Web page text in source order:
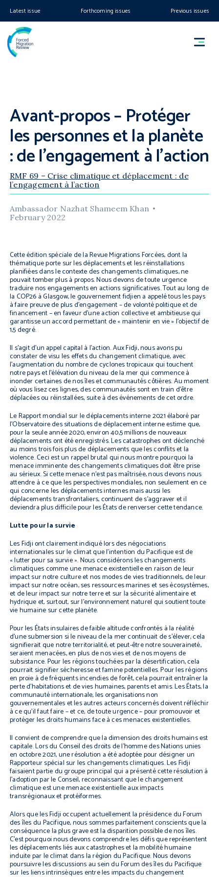
Latest issue Forthcoming issues Previous issues
Avant-propos – Protéger
les personnes et la planète
: de l’engagement à l’action
RMF 69 – Crise climatique et déplacement : de
l’engagement à l’action
Ambassador Nazhat Shameem Khan
February 2022
Cette édition spéciale de laRevue Migrations Forcées, dont la
thématique porte sur les déplacements et les réinstallations
planifiées dans le contexte des changements climatiques, ne
pouvait tomber plus à propos. Nous devons de toute urgence
traduire nos engagements en actions significatives. Tout au long de
la COP26 à Glasgow, le gouvernement fidjien a appelé tous les pays
à faire preuve de plus d’engagement – de volonté politique et de
financement – en faveur d’une action collective et ambitieuse qui
garantisse un accord permettant de « maintenir en vie » l’objectif de
1,5 degré.
Il s’agit d’un appel capital à l’action. Aux Fidji, nous avons pu
constater de visu les effets du changement climatique, avec
l’augmentation du nombre de cyclones tropicaux qui touchent
notre pays et l’élévation du niveau de la mer qui commence à
inonder certaines de nos îles et communautés côtières. Au moment
où vous lisez ces lignes, des communautés sont en train d’être
déplacées ou réinstallées, suite à des événements de cet ordre.
LeRapport mondial sur le déplacements interne 2021élaboré par
l’Observatoire des situations de déplacement interne estime que,
pour la seule année 2020, environ 40,5 millions de nouveaux
déplacements ont été enregistrés. Les catastrophes ont déclenché
au moins trois fois plus de déplacements que les conflits et la
violence. Ceci est un rappel brutal qui nous montre pourquoi la
menace imminente des changements climatiques doit être prise
au sérieux. Si cette menace n’est pas maîtrisée, nous devons nous
attendre à ce que les perspectives mondiales, non seulement en ce
qui concerne les déplacements internes mais aussi les
déplacements transfrontaliers, continuent de s’aggraver et il
deviendra plus difficile pour les États de renverser cette tendance.
Lutte pour la survie
Les Fidji ont clairement indiqué lors des négociations
internationales sur le climat que l’intention du Pacifique est de
« lutter pour sa survie ». Nous considérons les changements
climatiques comme une menace existentielle en raison de leur
impact sur notre culture et nos modes de vies traditionnels, de leur
impact sur notre océan, ses ressources marines et ses écosystèmes,
et de leur impact sur notre terre et sur la sécurité alimentaire et
hydrique et, surtout, sur l’environnement naturel qui soutient toute
vie humaine sur cette planète.
Pour les États insulaires de faible altitude confrontés à la réalité
d’une submersion si le niveau de la mer continuait de s’élever, cela
signifierait que notre territorialité, et peut-être notre souveraineté,
seraient menacées, en plus de nos vies et de nos moyens de
subsistance. Pour les régions touchées par la désertification, cela
pourrait signifier sécheresse et famine potentielles. Pour les régions
en proie à de fréquents incendies de forêt, cela pourrait entraîner la
perte d’habitations et de vies humaines, parents et amis. Les États, la
communauté internationale, les organisations non
gouvernementales et les autres acteurs concernés doivent réfléchir
à ce qu’il faut faire – et ce, de toute urgence – pour promouvoir et
protéger les droits humains face à ces menaces existentielles.
Il convient de comprendre que la dimension des droits humains est
capitale. Lors du Conseil des droits de l’homme des Nations unies
en octobre 2021, une résolution a été adoptée pour désigner un
Rapporteur spécial sur les changements climatiques. Les Fidji
faisaient partie du groupe principal qui a présenté cette résolution à
l’adoption par le Conseil, reconnaissant que le changement
climatique est une menace existentielle aux impacts
transrégionaux et protéiformes.
Alors que les Fidji occupent actuellement la présidence du Forum
des îles du Pacifique, nous sommes parfaitement conscients que la
conséquence la plus grave est la disparition possible de nos îles.
C’est pourquoi nous devons comprendre les défis que représentent
les déplacements liés aux catastrophes et la mobilité humaine
induite par le climat dans la région du Pacifique. Nous devons
poursuivre les discussions au sein du Forum des îles du Pacifique
sur les liens intrinsèques entre les impacts du changement